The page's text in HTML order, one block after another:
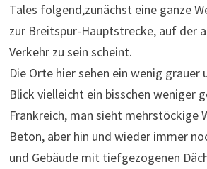
Tales folgend,zunächst eine ganze
zur Breitspur-Hauptstrecke, auf der
Verkehr zu sein scheint.
Die Orte hier sehen ein wenig grauer
Blick vielleicht ein bisschen weniger
Frankreich, man sieht mehrstöckige
Beton, aber hin und wieder immer
und Gebäude mit tiefgezogenen